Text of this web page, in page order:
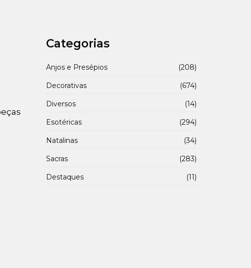
Categorias
Anjos e Presépios (208)
Decorativas (674)
Diversos (14)
Esotéricas (294)
Natalinas (34)
Sacras (283)
Destaques (11)